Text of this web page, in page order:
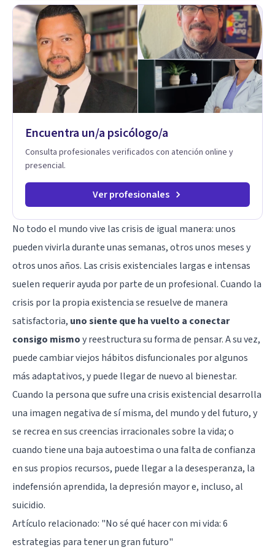
que te vinculas ocupa un lugar central: cómo te relacionas
contigo, con las demás personas y con tu entorno. Además
de mi formación en psicoterapia, cuento con especialización
en sexoterapia, por lo que también acompaño temas de salud
sexual, terapia de pareja, diversidad sexual y de género,
dificultades en el deseo, intimidad, orientación o identidad.
Busco que el espacio terapéutico sea un lugar donde puedas
hablar de estos temas sin juicios, con respeto y libertad.
Trabajo con objetivos claros y realistas, sin fórmulas rígidas:
sobre tu vida diaria.
Encuentra un/a psicólogo/a
Consulta profesionales verificados con atención online y
presencial.
Ver profesionales
No todo el mundo vive las crisis de igual manera: unos
pueden vivirla durante unas semanas, otros unos meses y
otros unos años. Las crisis existenciales largas e intensas
suelen requerir ayuda por parte de un profesional. Cuando la
crisis por la propia existencia se resuelve de manera
satisfactoria, uno siente que ha vuelto a conectar
consigo mismoy reestructura su forma de pensar. A su vez,
puede cambiar viejos hábitos disfuncionales por algunos
más adaptativos, y puede llegar de nuevo al bienestar.
Cuando la persona que sufre una crisis existencial desarrolla
una imagen negativa de sí misma, del mundo y del futuro, y
se recrea en sus creencias irracionales sobre la vida; o
cuando tiene una baja autoestima o una falta de confianza
en sus propios recursos, puede llegar a la desesperanza, la
indefensión aprendida, la depresión mayor e, incluso, al
suicidio.
Artículo relacionado: "No sé qué hacer con mi vida: 6
estrategias para tener un gran futuro"